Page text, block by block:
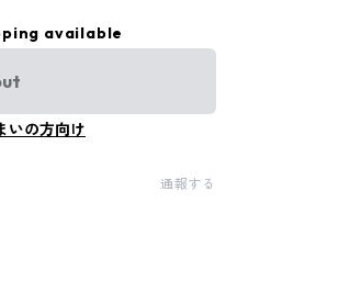
available
いの方向け
通報する